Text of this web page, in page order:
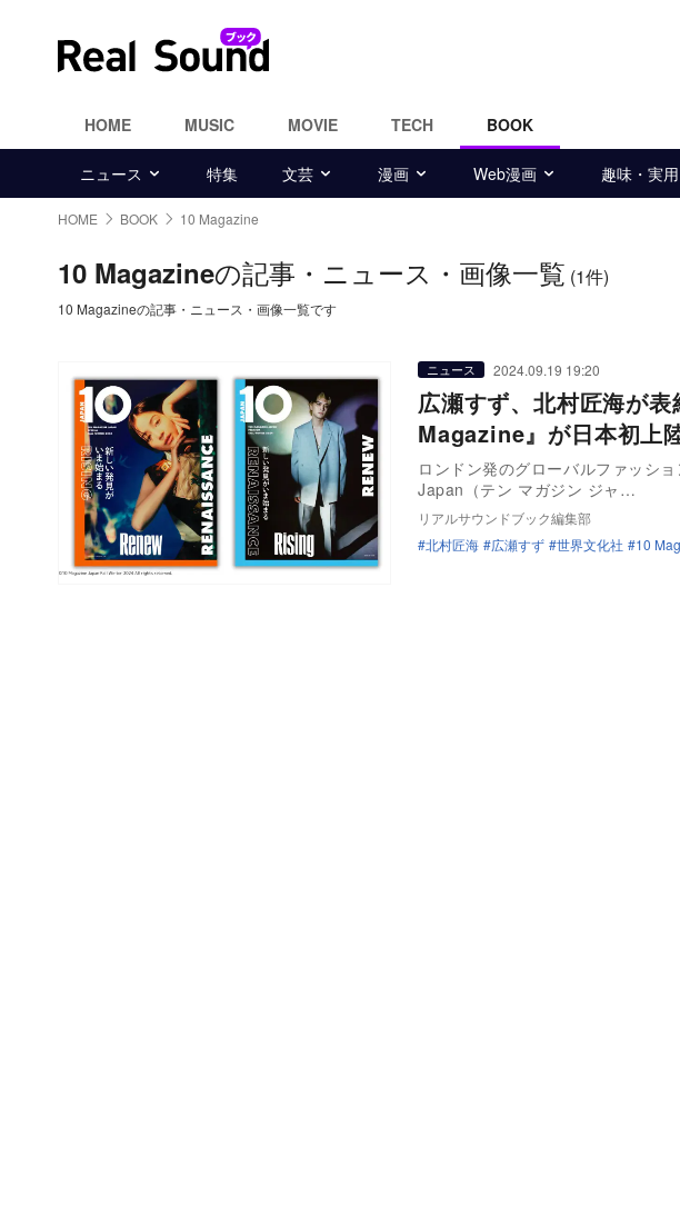
HOME MUSIC MOVIE TECH BOOK
ニュース 特集 文芸 漫画 Web漫画 趣味・実用
HOME BOOK 10 Magazine
10 Magazineの記事・ニュース・画像一覧 (1件)
10 Magazineの記事・ニュース・画像一覧です
ニュース 2024.09.19 19:20
広瀬すず、北村匠海が
Magazine』が日本初
ロンドン発のグローバルファッシ
Japan（テン マガジン ジャ…
リアルサウンドブック編集部
北村匠海
広瀬すず 世界文化社 10